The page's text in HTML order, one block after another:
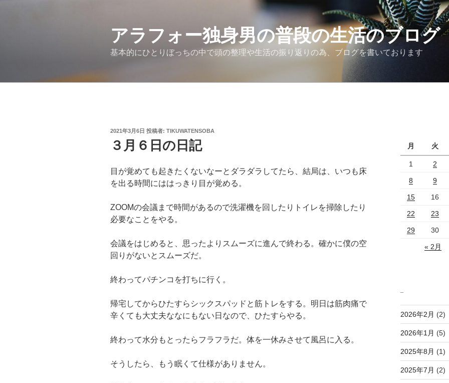
アラフォー独身男の普段の生活のブログ
基本的にひとりぼっちの中で頭の整理や生活の振り返りの為、ブログを書いております
投
日:
2021年3月6日 投稿者: TIKUWATENSOBA
３月６日の日記
目が覚めても起きたくないなーとダラダラしてたら、結局は、いつも床
を出る時間にははっきり目が覚める。
ZOOMの会議まで時間があるので洗濯機を回したりトイレを掃除したり
必要なことをやる。
会議をはじめると、思ったよりスムーズに進んで終わる。確かに僕の空
回りがないとスムーズだ。
終わってパチンコを打ちに行く。
帰宅してからひたすらシックスパッドと筋トレをする。明日は筋肉痛で
辛くても大丈夫ななにもない日なので、ひたすらやる。
終わって水分もとったらフラフラだ。体を一休みさせて風呂に入る。
そうしたら、もう眠くて仕様がありません。
月 火
1 2
8 9
15 16
22 23
29 30
« 2月
2026年2月 (2)
2026年1月 (5)
2025年8月 (1)
2025年7月 (2)